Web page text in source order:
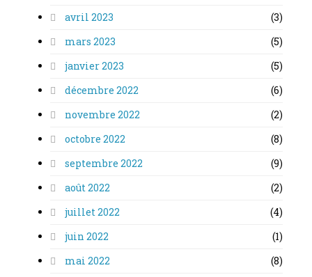
avril 2023
(3)
mars 2023
(5)
janvier 2023
(5)
décembre 2022
(6)
novembre 2022
(2)
octobre 2022
(8)
septembre 2022
(9)
août 2022
(2)
juillet 2022
(4)
juin 2022
(1)
mai 2022
(8)